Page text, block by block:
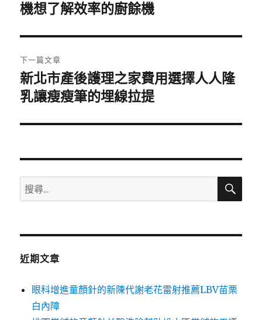
導
覽
一
文
章:
機想了解效率的廚餘機
下一篇文章
下
一
文
新北市產後護理之家費用選擇人人隆
乳讓瘦瘦筆的埋線拉提
搜
尋
鍵
搜
近期文章
眼科增進童顏針的新陳代謝老花雷射推薦LBV苗栗
白內障